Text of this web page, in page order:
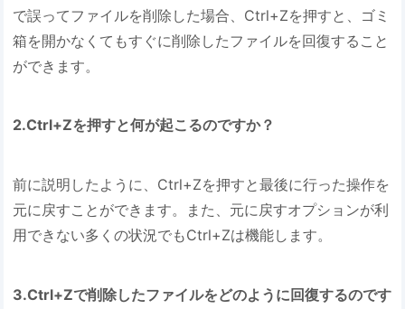
で誤ってファイルを削除した場合、Ctrl+Zを押すと、ゴミ
箱を開かなくてもすぐに削除したファイルを回復すること
ができます。
2.Ctrl+Zを押すと何が起こるのですか？
前に説明したように、Ctrl+Zを押すと最後に行った操作を
元に戻すことができます。また、元に戻すオプションが利
用できない多くの状況でもCtrl+Zは機能します。
3.Ctrl+Zで削除したファイルをどのように回復するのです